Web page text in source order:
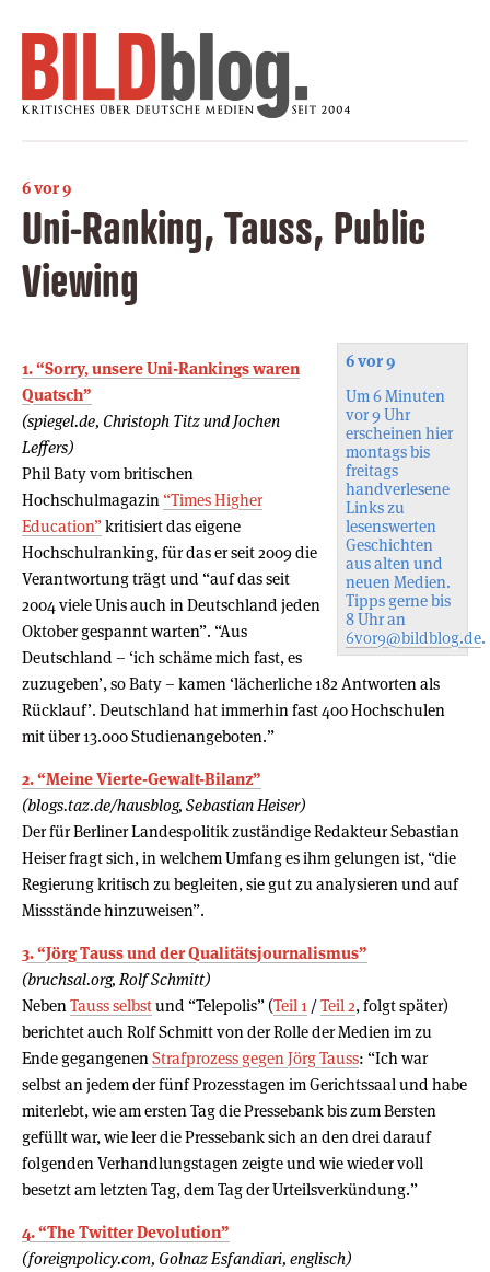
6 vor 9
Uni-Ranking, Tauss, Public
Viewing
6 vor 9
Um 6 Minuten
vor 9 Uhr
erscheinen hier
montags bis
freitags
handverlesene
Links zu
lesenswerten
Geschichten
aus alten und
neuen Medien.
Tipps gerne bis
8 Uhr an
6vor9@bildblog.de.
1. “Sorry, unsere Uni-Rankings waren
Quatsch”
(spiegel.de, Christoph Titz und Jochen
Leffers)
Phil Baty vom britischen
Hochschulmagazin “Times Higher
Education”kritisiert das eigene
Hochschulranking, für das er seit 2009 die
Verantwortung trägt und “auf das seit
2004 viele Unis auch in Deutschland jeden
Oktober gespannt warten”. “Aus
Deutschland – ‘ich schäme mich fast, es
zuzugeben’, so Baty – kamen ‘lächerliche 182 Antworten als
Rücklauf’. Deutschland hat immerhin fast 400 Hochschulen
mit über 13.000 Studienangeboten.”
2. “Meine Vierte-Gewalt-Bilanz”
(blogs.taz.de/hausblog, Sebastian Heiser)
Der für Berliner Landespolitik zuständige Redakteur Sebastian
Heiser fragt sich, in welchem Umfang es ihm gelungen ist, “die
Regierung kritisch zu begleiten, sie gut zu analysieren und auf
Missstände hinzuweisen”.
3. “Jörg Tauss und der Qualitätsjournalismus”
(bruchsal.org, Rolf Schmitt)
Neben Tauss selbstund “Telepolis” (Teil 1 /Teil 2, folgt später)
berichtet auch Rolf Schmitt von der Rolle der Medien im zu
Ende gegangenen Strafprozess gegen Jörg Tauss: “Ich war
selbst an jedem der fünf Prozesstagen im Gerichtssaal und habe
miterlebt, wie am ersten Tag die Pressebank bis zum Bersten
gefüllt war, wie leer die Pressebank sich an den drei darauf
folgenden Verhandlungstagen zeigte und wie wieder voll
besetzt am letzten Tag, dem Tag der Urteilsverkündung.”
4. “The Twitter Devolution”
(foreignpolicy.com, Golnaz Esfandiari, englisch)